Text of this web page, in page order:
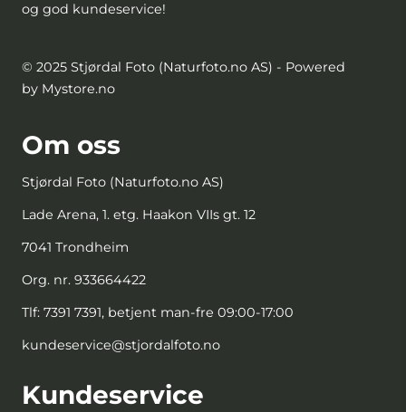
og god kundeservice!
© 2025 Stjørdal Foto (Naturfoto.no AS) - Powered
by Mystore.no
Om oss
Stjørdal Foto (Naturfoto.no AS)
Lade Arena, 1. etg. Haakon VIIs gt. 12
7041 Trondheim
Org. nr. 933664422
Tlf: 7391 7391, betjent man-fre 09:00-17:00
kundeservice@stjordalfoto.no
Kundeservice